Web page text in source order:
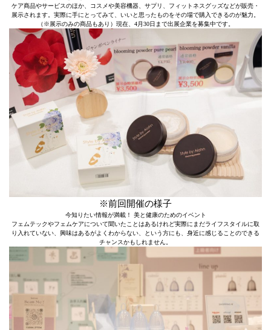
ケア商品やサービスのほか、コスメや美容機器、サプリ、フィットネスグッズなどが販売・
展示されます。実際に手にとってみて、いいと思ったものをその場で購入できるのが魅力。
（※展示のみの商品もあり）現在、4月30日まで出展企業を募集中です。
※前回開催の様子
今知りたい情報が満載！ 美と健康のためのイベント
フェムテックやフェムケアについて聞いたことはあるけれど実際にまだライフスタイルに取
り入れていない、興味はあるがよくわからない、という方にも、身近に感じることのできる
チャンスかもしれません。